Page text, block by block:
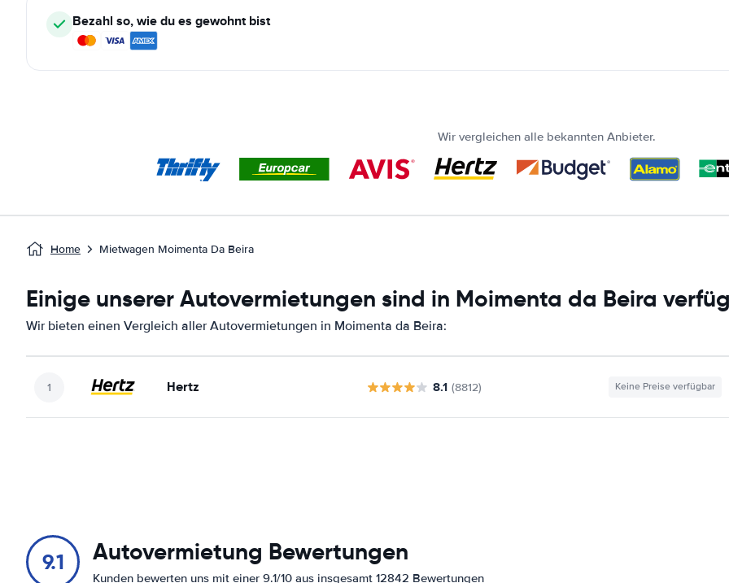
Bezahl so, wie du es gewohnt bist
Wir vergleichen alle bekannten Anbieter.
Home Mietwagen Moimenta Da Beira
Einige unserer Autovermietungen sind in Moimenta da Beira
Wir bieten einen Vergleich aller Autovermietungen in Moimenta da Beira:
Hertz 8.1 (8812) Keine Preise verfügbar
9.1 Autovermietung Bewertungen
Kunden bewerten uns mit einer 9.1/10 aus insgesamt 12842 Bewertungen